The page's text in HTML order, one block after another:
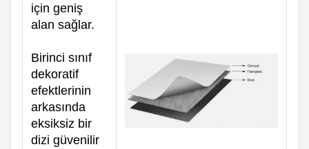
için geniş
alan sağlar.
Birinci sınıf
dekoratif
efektlerinin
arkasında
eksiksiz bir
dizi güvenilir